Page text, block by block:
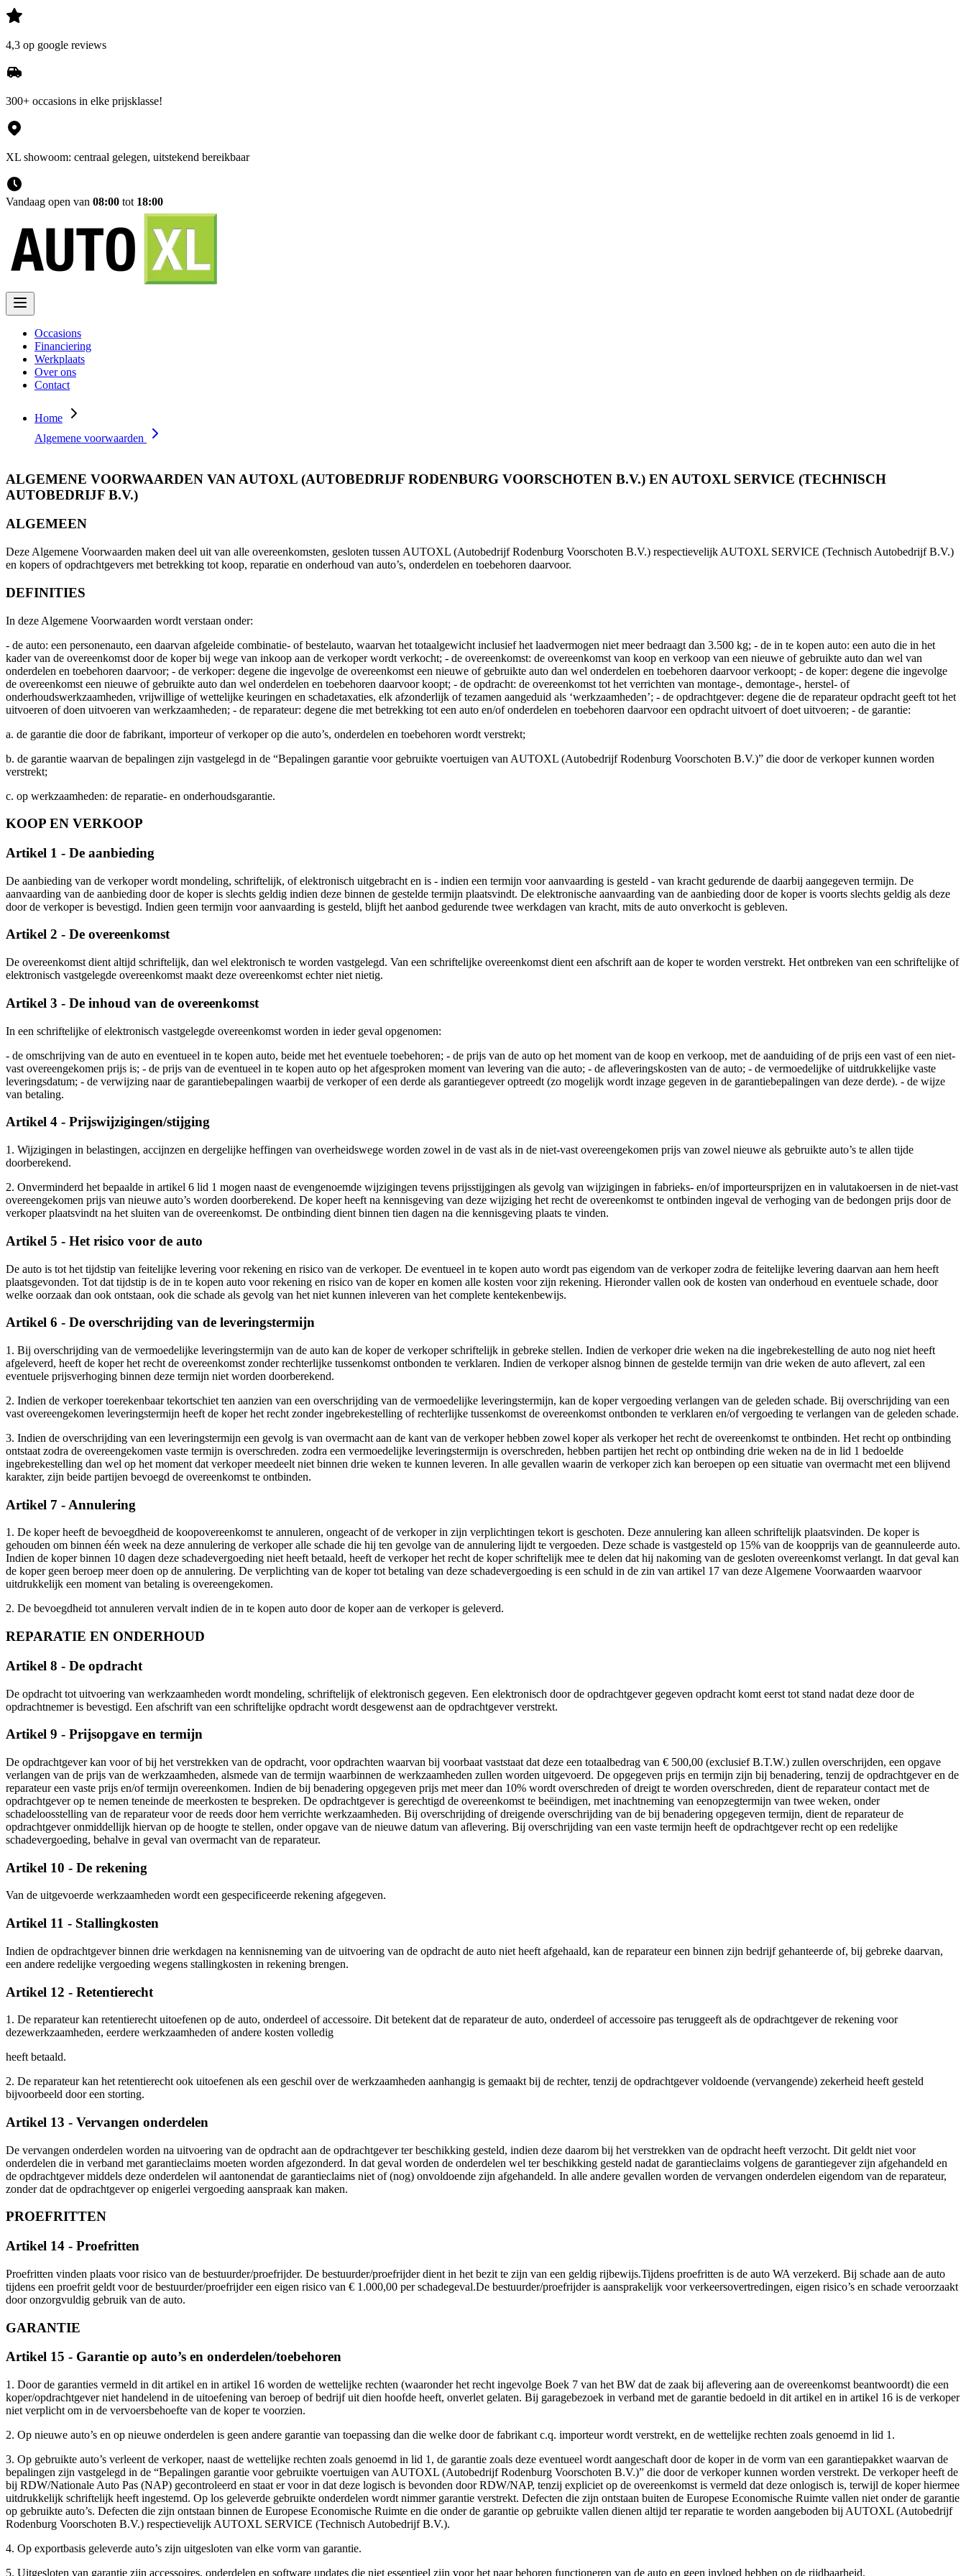
4,3 op google reviews
300+ occasions in elke prijsklasse!
XL showoom: centraal gelegen, uitstekend bereikbaar
Vandaag open van 08:00 tot 18:00
Occasions
Financiering
Werkplaats
Over ons
Contact
Home
Algemene voorwaarden
ALGEMENE VOORWAARDEN VAN AUTOXL (AUTOBEDRIJF RODENBURG VOORSCHOTEN B.V.) EN AUTOXL SERVICE (TECHNISCH
AUTOBEDRIJF B.V.)
ALGEMEEN
Deze Algemene Voorwaarden maken deel uit van alle overeenkomsten, gesloten tussen AUTOXL (Autobedrijf Rodenburg Voorschoten B.V.) respectievelijk AUTOXL SERVICE (Technisch Autobedrijf B.V.)
en kopers of opdrachtgevers met betrekking tot koop, reparatie en onderhoud van auto’s, onderdelen en toebehoren daarvoor.
DEFINITIES
In deze Algemene Voorwaarden wordt verstaan onder:
- de auto: een personenauto, een daarvan afgeleide combinatie- of bestelauto, waarvan het totaalgewicht inclusief het laadvermogen niet meer bedraagt dan 3.500 kg; - de in te kopen auto: een auto die in het
kader van de overeenkomst door de koper bij wege van inkoop aan de verkoper wordt verkocht; - de overeenkomst: de overeenkomst van koop en verkoop van een nieuwe of gebruikte auto dan wel van
onderdelen en toebehoren daarvoor; - de verkoper: degene die ingevolge de overeenkomst een nieuwe of gebruikte auto dan wel onderdelen en toebehoren daarvoor verkoopt; - de koper: degene die ingevolge
de overeenkomst een nieuwe of gebruikte auto dan wel onderdelen en toebehoren daarvoor koopt; - de opdracht: de overeenkomst tot het verrichten van montage-, demontage-, herstel- of
onderhoudswerkzaamheden, vrijwillige of wettelijke keuringen en schadetaxaties, elk afzonderlijk of tezamen aangeduid als ‘werkzaamheden’; - de opdrachtgever: degene die de reparateur opdracht geeft tot het
uitvoeren of doen uitvoeren van werkzaamheden; - de reparateur: degene die met betrekking tot een auto en/of onderdelen en toebehoren daarvoor een opdracht uitvoert of doet uitvoeren; - de garantie:
a. de garantie die door de fabrikant, importeur of verkoper op die auto’s, onderdelen en toebehoren wordt verstrekt;
b. de garantie waarvan de bepalingen zijn vastgelegd in de “Bepalingen garantie voor gebruikte voertuigen van AUTOXL (Autobedrijf Rodenburg Voorschoten B.V.)” die door de verkoper kunnen worden
verstrekt;
c. op werkzaamheden: de reparatie- en onderhoudsgarantie.
KOOP EN VERKOOP
Artikel 1 - De aanbieding
De aanbieding van de verkoper wordt mondeling, schriftelijk, of elektronisch uitgebracht en is - indien een termijn voor aanvaarding is gesteld - van kracht gedurende de daarbij aangegeven termijn. De
aanvaarding van de aanbieding door de koper is slechts geldig indien deze binnen de gestelde termijn plaatsvindt. De elektronische aanvaarding van de aanbieding door de koper is voorts slechts geldig als deze
door de verkoper is bevestigd. Indien geen termijn voor aanvaarding is gesteld, blijft het aanbod gedurende twee werkdagen van kracht, mits de auto onverkocht is gebleven.
Artikel 2 - De overeenkomst
De overeenkomst dient altijd schriftelijk, dan wel elektronisch te worden vastgelegd. Van een schriftelijke overeenkomst dient een afschrift aan de koper te worden verstrekt. Het ontbreken van een schriftelijke of
elektronisch vastgelegde overeenkomst maakt deze overeenkomst echter niet nietig.
Artikel 3 - De inhoud van de overeenkomst
In een schriftelijke of elektronisch vastgelegde overeenkomst worden in ieder geval opgenomen:
- de omschrijving van de auto en eventueel in te kopen auto, beide met het eventuele toebehoren; - de prijs van de auto op het moment van de koop en verkoop, met de aanduiding of de prijs een vast of een niet-
vast overeengekomen prijs is; - de prijs van de eventueel in te kopen auto op het afgesproken moment van levering van die auto; - de afleveringskosten van de auto; - de vermoedelijke of uitdrukkelijke vaste
leveringsdatum; - de verwijzing naar de garantiebepalingen waarbij de verkoper of een derde als garantiegever optreedt (zo mogelijk wordt inzage gegeven in de garantiebepalingen van deze derde). - de wijze
van betaling.
Artikel 4 - Prijswijzigingen/stijging
1. Wijzigingen in belastingen, accijnzen en dergelijke heffingen van overheidswege worden zowel in de vast als in de niet-vast overeengekomen prijs van zowel nieuwe als gebruikte auto’s te allen tijde
doorberekend.
2. Onverminderd het bepaalde in artikel 6 lid 1 mogen naast de evengenoemde wijzigingen tevens prijsstijgingen als gevolg van wijzigingen in fabrieks- en/of importeursprijzen en in valutakoersen in de niet-vast
overeengekomen prijs van nieuwe auto’s worden doorberekend. De koper heeft na kennisgeving van deze wijziging het recht de overeenkomst te ontbinden ingeval de verhoging van de bedongen prijs door de
verkoper plaatsvindt na het sluiten van de overeenkomst. De ontbinding dient binnen tien dagen na die kennisgeving plaats te vinden.
Artikel 5 - Het risico voor de auto
De auto is tot het tijdstip van feitelijke levering voor rekening en risico van de verkoper. De eventueel in te kopen auto wordt pas eigendom van de verkoper zodra de feitelijke levering daarvan aan hem heeft
plaatsgevonden. Tot dat tijdstip is de in te kopen auto voor rekening en risico van de koper en komen alle kosten voor zijn rekening. Hieronder vallen ook de kosten van onderhoud en eventuele schade, door
welke oorzaak dan ook ontstaan, ook die schade als gevolg van het niet kunnen inleveren van het complete kentekenbewijs.
Artikel 6 - De overschrijding van de leveringstermijn
1. Bij overschrijding van de vermoedelijke leveringstermijn van de auto kan de koper de verkoper schriftelijk in gebreke stellen. Indien de verkoper drie weken na die ingebrekestelling de auto nog niet heeft
afgeleverd, heeft de koper het recht de overeenkomst zonder rechterlijke tussenkomst ontbonden te verklaren. Indien de verkoper alsnog binnen de gestelde termijn van drie weken de auto aflevert, zal een
eventuele prijsverhoging binnen deze termijn niet worden doorberekend.
2. Indien de verkoper toerekenbaar tekortschiet ten aanzien van een overschrijding van de vermoedelijke leveringstermijn, kan de koper vergoeding verlangen van de geleden schade. Bij overschrijding van een
vast overeengekomen leveringstermijn heeft de koper het recht zonder ingebrekestelling of rechterlijke tussenkomst de overeenkomst ontbonden te verklaren en/of vergoeding te verlangen van de geleden schade.
3. Indien de overschrijding van een leveringstermijn een gevolg is van overmacht aan de kant van de verkoper hebben zowel koper als verkoper het recht de overeenkomst te ontbinden. Het recht op ontbinding
ontstaat zodra de overeengekomen vaste termijn is overschreden. zodra een vermoedelijke leveringstermijn is overschreden, hebben partijen het recht op ontbinding drie weken na de in lid 1 bedoelde
ingebrekestelling dan wel op het moment dat verkoper meedeelt niet binnen drie weken te kunnen leveren. In alle gevallen waarin de verkoper zich kan beroepen op een situatie van overmacht met een blijvend
karakter, zijn beide partijen bevoegd de overeenkomst te ontbinden.
Artikel 7 - Annulering
1. De koper heeft de bevoegdheid de koopovereenkomst te annuleren, ongeacht of de verkoper in zijn verplichtingen tekort is geschoten. Deze annulering kan alleen schriftelijk plaatsvinden. De koper is
gehouden om binnen één week na deze annulering de verkoper alle schade die hij ten gevolge van de annulering lijdt te vergoeden. Deze schade is vastgesteld op 15% van de koopprijs van de geannuleerde auto.
Indien de koper binnen 10 dagen deze schadevergoeding niet heeft betaald, heeft de verkoper het recht de koper schriftelijk mee te delen dat hij nakoming van de gesloten overeenkomst verlangt. In dat geval kan
de koper geen beroep meer doen op de annulering. De verplichting van de koper tot betaling van deze schadevergoeding is een schuld in de zin van artikel 17 van deze Algemene Voorwaarden waarvoor
uitdrukkelijk een moment van betaling is overeengekomen.
2. De bevoegdheid tot annuleren vervalt indien de in te kopen auto door de koper aan de verkoper is geleverd.
REPARATIE EN ONDERHOUD
Artikel 8 - De opdracht
De opdracht tot uitvoering van werkzaamheden wordt mondeling, schriftelijk of elektronisch gegeven. Een elektronisch door de opdrachtgever gegeven opdracht komt eerst tot stand nadat deze door de
opdrachtnemer is bevestigd. Een afschrift van een schriftelijke opdracht wordt desgewenst aan de opdrachtgever verstrekt.
Artikel 9 - Prijsopgave en termijn
De opdrachtgever kan voor of bij het verstrekken van de opdracht, voor opdrachten waarvan bij voorbaat vaststaat dat deze een totaalbedrag van € 500,00 (exclusief B.T.W.) zullen overschrijden, een opgave
verlangen van de prijs van de werkzaamheden, alsmede van de termijn waarbinnen de werkzaamheden zullen worden uitgevoerd. De opgegeven prijs en termijn zijn bij benadering, tenzij de opdrachtgever en de
reparateur een vaste prijs en/of termijn overeenkomen. Indien de bij benadering opgegeven prijs met meer dan 10% wordt overschreden of dreigt te worden overschreden, dient de reparateur contact met de
opdrachtgever op te nemen teneinde de meerkosten te bespreken. De opdrachtgever is gerechtigd de overeenkomst te beëindigen, met inachtneming van eenopzegtermijn van twee weken, onder
schadeloosstelling van de reparateur voor de reeds door hem verrichte werkzaamheden. Bij overschrijding of dreigende overschrijding van de bij benadering opgegeven termijn, dient de reparateur de
opdrachtgever onmiddellijk hiervan op de hoogte te stellen, onder opgave van de nieuwe datum van aflevering. Bij overschrijding van een vaste termijn heeft de opdrachtgever recht op een redelijke
schadevergoeding, behalve in geval van overmacht van de reparateur.
Artikel 10 - De rekening
Van de uitgevoerde werkzaamheden wordt een gespecificeerde rekening afgegeven.
Artikel 11 - Stallingkosten
Indien de opdrachtgever binnen drie werkdagen na kennisneming van de uitvoering van de opdracht de auto niet heeft afgehaald, kan de reparateur een binnen zijn bedrijf gehanteerde of, bij gebreke daarvan,
een andere redelijke vergoeding wegens stallingkosten in rekening brengen.
Artikel 12 - Retentierecht
1. De reparateur kan retentierecht uitoefenen op de auto, onderdeel of accessoire. Dit betekent dat de reparateur de auto, onderdeel of accessoire pas teruggeeft als de opdrachtgever de rekening voor
dezewerkzaamheden, eerdere werkzaamheden of andere kosten volledig
heeft betaald.
2. De reparateur kan het retentierecht ook uitoefenen als een geschil over de werkzaamheden aanhangig is gemaakt bij de rechter, tenzij de opdrachtgever voldoende (vervangende) zekerheid heeft gesteld
bijvoorbeeld door een storting.
Artikel 13 - Vervangen onderdelen
De vervangen onderdelen worden na uitvoering van de opdracht aan de opdrachtgever ter beschikking gesteld, indien deze daarom bij het verstrekken van de opdracht heeft verzocht. Dit geldt niet voor
onderdelen die in verband met garantieclaims moeten worden afgezonderd. In dat geval worden de onderdelen wel ter beschikking gesteld nadat de garantieclaims volgens de garantiegever zijn afgehandeld en
de opdrachtgever middels deze onderdelen wil aantonendat de garantieclaims niet of (nog) onvoldoende zijn afgehandeld. In alle andere gevallen worden de vervangen onderdelen eigendom van de reparateur,
zonder dat de opdrachtgever op enigerlei vergoeding aanspraak kan maken.
PROEFRITTEN
Artikel 14 - Proefritten
Proefritten vinden plaats voor risico van de bestuurder/proefrijder. De bestuurder/proefrijder dient in het bezit te zijn van een geldig rijbewijs.Tijdens proefritten is de auto WA verzekerd. Bij schade aan de auto
tijdens een proefrit geldt voor de bestuurder/proefrijder een eigen risico van € 1.000,00 per schadegeval.De bestuurder/proefrijder is aansprakelijk voor verkeersovertredingen, eigen risico’s en schade veroorzaakt
door onzorgvuldig gebruik van de auto.
GARANTIE
Artikel 15 - Garantie op auto’s en onderdelen/toebehoren
1. Door de garanties vermeld in dit artikel en in artikel 16 worden de wettelijke rechten (waaronder het recht ingevolge Boek 7 van het BW dat de zaak bij aflevering aan de overeenkomst beantwoordt) die een
koper/opdrachtgever niet handelend in de uitoefening van beroep of bedrijf uit dien hoofde heeft, onverlet gelaten. Bij garagebezoek in verband met de garantie bedoeld in dit artikel en in artikel 16 is de verkoper
niet verplicht om in de vervoersbehoefte van de koper te voorzien.
2. Op nieuwe auto’s en op nieuwe onderdelen is geen andere garantie van toepassing dan die welke door de fabrikant c.q. importeur wordt verstrekt, en de wettelijke rechten zoals genoemd in lid 1.
3. Op gebruikte auto’s verleent de verkoper, naast de wettelijke rechten zoals genoemd in lid 1, de garantie zoals deze eventueel wordt aangeschaft door de koper in de vorm van een garantiepakket waarvan de
bepalingen zijn vastgelegd in de “Bepalingen garantie voor gebruikte voertuigen van AUTOXL (Autobedrijf Rodenburg Voorschoten B.V.)” die door de verkoper kunnen worden verstrekt. De verkoper heeft de
bij RDW/Nationale Auto Pas (NAP) gecontroleerd en staat er voor in dat deze logisch is bevonden door RDW/NAP, tenzij expliciet op de overeenkomst is vermeld dat deze onlogisch is, terwijl de koper hiermee
uitdrukkelijk schriftelijk heeft ingestemd. Op los geleverde gebruikte onderdelen wordt nimmer garantie verstrekt. Defecten die zijn ontstaan buiten de Europese Economische Ruimte vallen niet onder de garantie
op gebruikte auto’s. Defecten die zijn ontstaan binnen de Europese Economische Ruimte en die onder de garantie op gebruikte vallen dienen altijd ter reparatie te worden aangeboden bij AUTOXL (Autobedrijf
Rodenburg Voorschoten B.V.) respectievelijk AUTOXL SERVICE (Technisch Autobedrijf B.V.).
4. Op exportbasis geleverde auto’s zijn uitgesloten van elke vorm van garantie.
5. Uitgesloten van garantie zijn accessoires, onderdelen en software updates die niet essentieel zijn voor het naar behoren functioneren van de auto en geen invloed hebben op de rijdbaarheid.